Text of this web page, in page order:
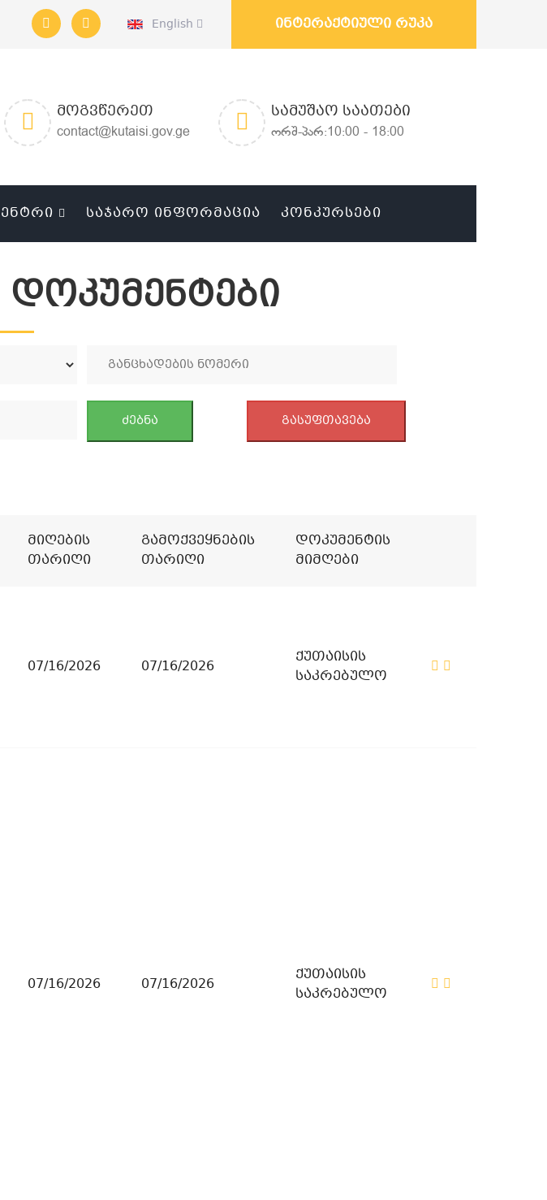
English ინტერაქტიული რუკა
ᲛᲝᲒᲕᲬᲔᲠᲔᲗ
contact@kutaisi.gov.ge
ᲡᲐᲛᲣᲨᲐᲝ ᲡᲐᲐᲗᲔᲑᲘ
ორშ-პარ:10:00 - 18:00
ᲡᲐᲯᲐᲠᲝ ᲘᲜᲤᲝᲠᲛᲐᲪᲘᲐ ᲙᲝᲜᲙᲣᲠᲡᲔᲑᲘ
ძებნა გასუფთავება
Მიღების
Თარიღი
Გამოქვეყნების
Თარიღი
Დოკუმენტის
Მიმღები
07/16/2026 07/16/2026
ქუთაისის
საკრებულო
07/16/2026 07/16/2026
ქუთაისის
საკრებულო